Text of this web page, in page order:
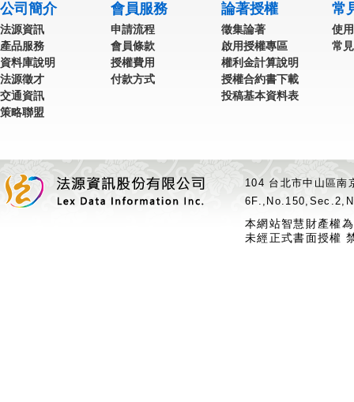
公司簡介
法源資訊
產品服務
資料庫說明
法源徵才
交通資訊
策略聯盟
會員服務
申請流程
會員條款
授權費用
付款方式
論著授權
徵集論著
啟用授權專區
權利金計算說明
授權合約書下載
投稿基本資料表
常
使
常
104 台北市中山區
本網站智慧財產權
未經正式書面授權